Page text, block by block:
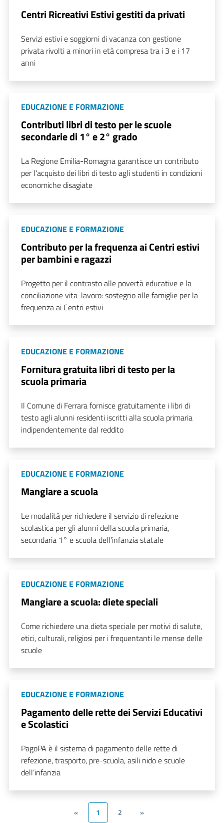
Centri Ricreativi Estivi gestiti da privati
Servizi estivi e soggiorni di vacanza con gestione
privata rivolti a minori in età compresa tra i 3 e i 17
anni
EDUCAZIONE E FORMAZIONE
Contributi libri di testo per le scuole
secondarie di 1° e 2° grado
La Regione Emilia-Romagna garantisce un contributo
per l'acquisto dei libri di testo agli studenti in condizioni
economiche disagiate
EDUCAZIONE E FORMAZIONE
Contributo per la frequenza ai Centri estivi
per bambini e ragazzi
Progetto per il contrasto alle povertà educative e la
conciliazione vita-lavoro: sostegno alle famiglie per la
frequenza ai Centri estivi
EDUCAZIONE E FORMAZIONE
Fornitura gratuita libri di testo per la
scuola primaria
Il Comune di Ferrara fornisce gratuitamente i libri di
testo agli alunni residenti iscritti alla scuola primaria
indipendentemente dal reddito
EDUCAZIONE E FORMAZIONE
Mangiare a scuola
Le modalità per richiedere il servizio di refezione
scolastica per gli alunni della scuola primaria,
secondaria 1° e scuola dell’infanzia statale
EDUCAZIONE E FORMAZIONE
Mangiare a scuola: diete speciali
Come richiedere una dieta speciale per motivi di salute,
etici, culturali, religiosi per i frequentanti le mense delle
scuole
EDUCAZIONE E FORMAZIONE
Pagamento delle rette dei Servizi Educativi
e Scolastici
PagoPA è il sistema di pagamento delle rette di
refezione, trasporto, pre-scuola, asili nido e scuole
dell’infanzia
« 1 2 »